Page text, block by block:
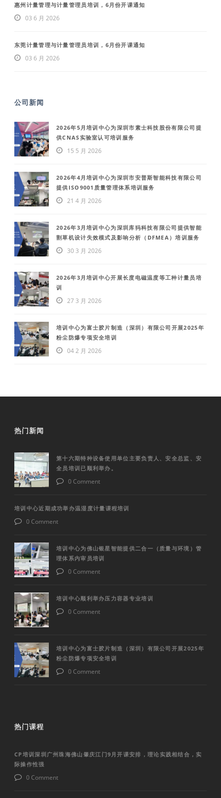
惠州计量管理与计量管理员培训，6月份开课通知
03 6 月 2026
东莞计量管理与计量管理员培训，6月份开课通知
03 6 月 2026
公司新闻
2026年5月培训中心为深圳市素士科技股份有限公司提
供CNAS实验室认可培训服务
15 5 月 2026
2026年4月培训中心为深圳市安普斯智能科技有限公司
提供ISO9001质量管理体系培训服务
21 4 月 2026
2026年3月培训中心为深圳库犸科技有限公司提供智能
割草机设计失效模式及影响分析（DFMEA）培训服务
30 3 月 2026
2026年3月培训中心开展长度电磁温度等工种计量员培
训
27 3 月 2026
培训中心为富士胶片制造（深圳）有限公司开展2025年
粉尘防爆专项安全培训
04 2 月 2026
热门新闻
第十六期特种设备使用单位主要负责人、安全总监、安
全员培训已顺利举办。
0 Comment
培训中心近期成功举办温湿度计量课程培训
0 Comment
培训中心为佛山银星智能提供二合一（质量与环境）管
理体系内审员培训
0 Comment
培训中心顺利举办压力容器专业培训
0 Comment
培训中心为富士胶片制造（深圳）有限公司开展2025年
粉尘防爆专项安全培训
0 Comment
热门课程
CP培训深圳广州珠海佛山肇庆江门9月开课安排，理论实践相结合，实
际操作性强
0 Comment